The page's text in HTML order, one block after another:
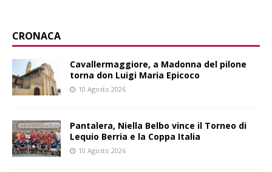
CRONACA
Cavallermaggiore, a Madonna del pilone
torna don Luigi Maria Epicoco
10 Agosto 2026
Pantalera, Niella Belbo vince il Torneo di
Lequio Berria e la Coppa Italia
10 Agosto 2026